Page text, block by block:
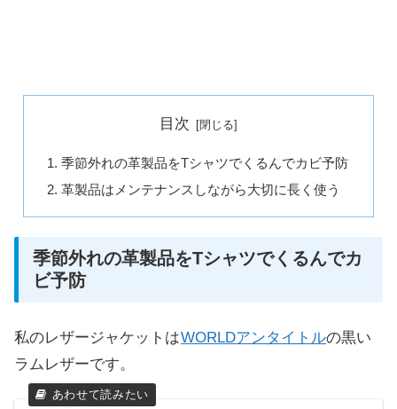
目次
季節外れの革製品をTシャツでくるんでカビ予防
革製品はメンテナンスしながら大切に長く使う
季節外れの革製品をTシャツでくるんでカ
ビ予防
私のレザージャケットはWORLDアンタイトルの黒い
ラムレザーです。